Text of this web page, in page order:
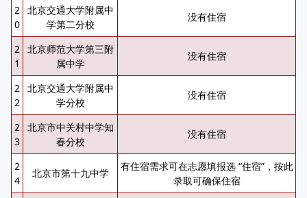
2
0
北京交通大学附属中
学第二分校
没有住宿
2
1
北京师范大学第三附
属中学
没有住宿
2
2
北京交通大学附属中
学分校
没有住宿
2
3
北京市中关村中学知
春分校
没有住宿
2
4
北京市第十九中学
有住宿需求可在志愿填报选 “住宿”，按此
录取可确保住宿